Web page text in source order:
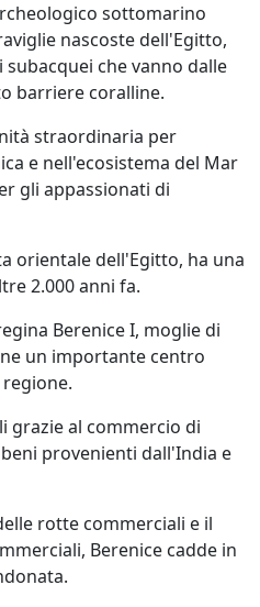
sottomarino
nascoste dell'Egitto,
che vanno dalle
barriere coralline.
straordinaria per
e nell'ecosistema del Mar
gli appassionati di
orientale dell'Egitto, ha una
2.000 anni fa.
Berenice I, moglie di
un importante centro
grazie al commercio di
provenienti dall'India e
rotte commerciali e il
Berenice cadde in